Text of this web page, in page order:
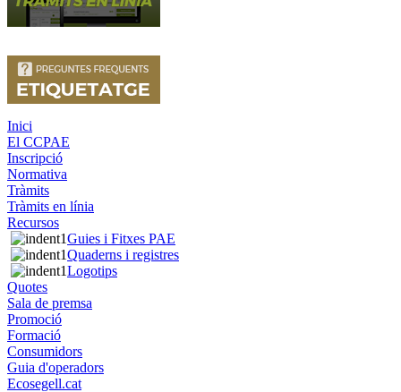
Inici
El CCPAE
Inscripció
Normativa
Tràmits
Tràmits en línia
Recursos
Guies i Fitxes PAE
Quaderns i registres
Logotips
Quotes
Sala de premsa
Promoció
Formació
Consumidors
Guia d'operadors
Ecosegell.cat